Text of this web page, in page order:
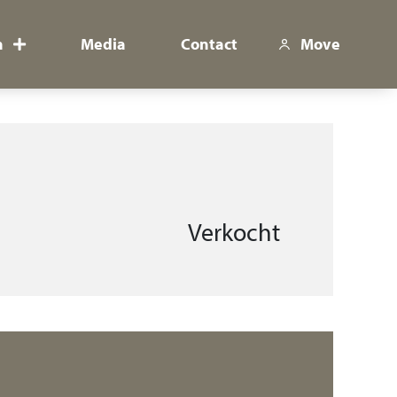
Media Contact Move
Verkocht